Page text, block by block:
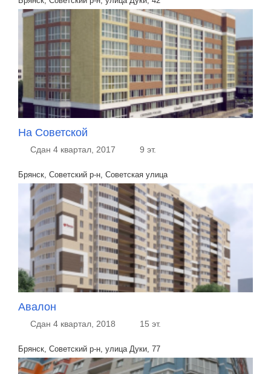
На Советской
Сдан 4 квартал, 2017 9 эт.
Брянск, Советский р-н, Советская улица
Авалон
Сдан 4 квартал, 2018 15 эт.
Брянск, Советский р-н, улица Дуки, 77